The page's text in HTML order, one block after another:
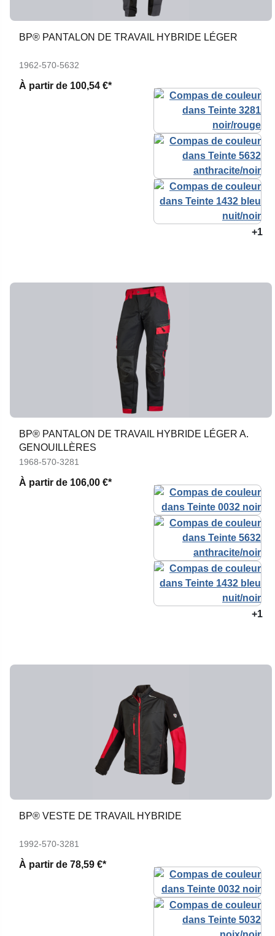
BP® PANTALON DE TRAVAIL HYBRIDE LÉGER
1962-570-5632
À partir de 100,54 €*
+1
BP® PANTALON DE TRAVAIL HYBRIDE LÉGER A.
GENOUILLÈRES
1968-570-3281
À partir de 106,00 €*
+1
BP® VESTE DE TRAVAIL HYBRIDE
1992-570-3281
À partir de 78,59 €*